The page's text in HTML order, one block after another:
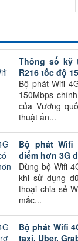
Thông số kỹ
R216 tốc độ
Bộ phát Wifi
150Mbps
của Vương
thuật ấn...
Bộ phát Wifi
điểm hơn 3G
Dùng bộ Wifi
khi sử dụng
thoại chia sẻ
mắc...
Bộ phát Wifi
taxi, Uber,